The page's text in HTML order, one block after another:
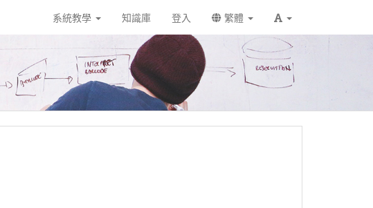
系統教學 知識庫 登入 繁體